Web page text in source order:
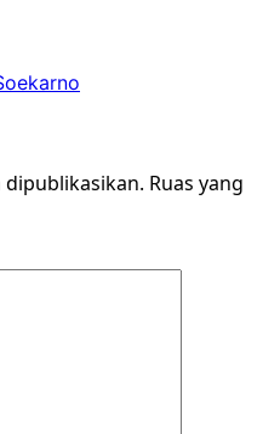
dipublikasikan. Ruas yang